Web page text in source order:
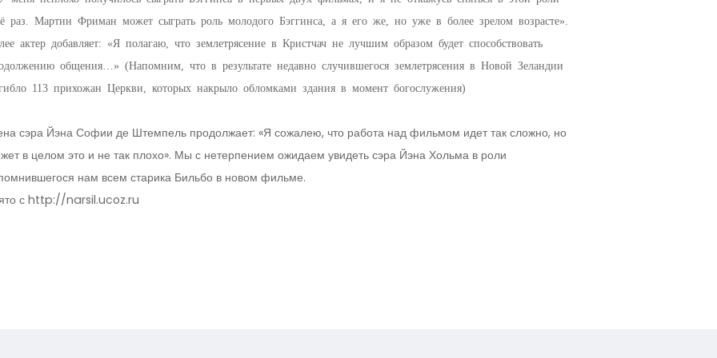
раз. Мартин Фриман может сыграть роль молодого Бэггинса, а я его же, но уже в более зрелом возрасте».
актер добавляет: «Я полагаю, что землетрясение в Кристчач не лучшим образом будет способствовать
общения…» (Напомним, что в результате недавно случившегося землетрясения в Новой Зеландии
113 прихожан Церкви, которых накрыло обломками здания в момент богослужения)
сэра Йэна Софии де Штемпель продолжает: «Я сожалею, что работа над фильмом идет так сложно, но
в целом это и не так плохо». Мы с нетерпением ожидаем увидеть сэра Йэна Хольма в роли
нам всем старика Бильбо в новом фильме.
с http://narsil.ucoz.ru